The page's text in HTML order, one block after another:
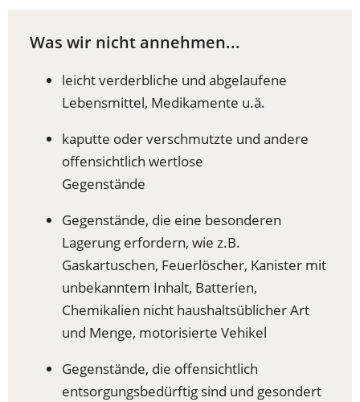
Was wir nicht annehmen...
leicht verderbliche und abgelaufene
Lebensmittel, Medikamente u.ä.
kaputte oder verschmutzte und andere
offensichtlich wertlose
Gegenstände
Gegenstände, die eine besonderen
Lagerung erfordern, wie z.B.
Gaskartuschen, Feuerlöscher, Kanister mit
unbekanntem Inhalt, Batterien,
Chemikalien nicht haushaltsüblicher Art
und Menge, motorisierte Vehikel
Gegenstände, die offensichtlich
entsorgungsbedürftig sind und gesondert